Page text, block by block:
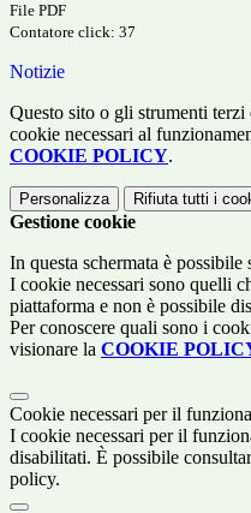
File PDF
Contatore click: 37
Notizie
Questo sito o gli strumenti
cookie necessari al
COOKIE POLICY.
Personalizza Rifiuta tutti i
Gestione cookie
In questa schermata è
I cookie necessari sono quelli
piattaforma e non è possibile
Per conoscere quali sono i
visionare la COOKIE
Cookie necessari per il
I cookie necessari per il
disabilitati. È possibile
policy.